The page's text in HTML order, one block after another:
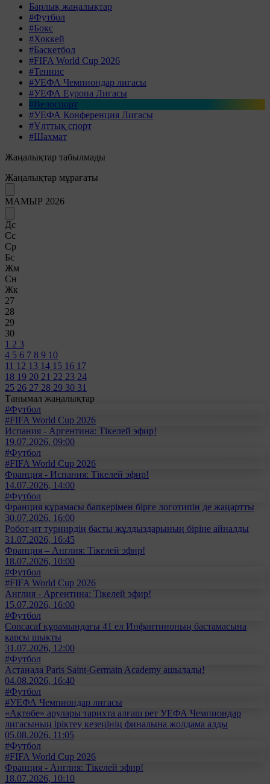
Барлық жаңалықтар
#Футбол
#Бокс
#Хоккей
#Баскетбол
#FIFA World Cup 2026
#Теннис
#УЕФА Чемпиондар лигасы
#УЕФА Еуропа Лигасы
#Велоспорт
#УЕФА Конференция Лигасы
#Ұлттық спорт
#Шахмат
Жаңалықтар табылмады
Жаңалықтар мұрағаты
МАМЫР 2026
Дс
Сс
Ср
Бс
Жм
Сн
Жк
27
28
29
30
1 2 3
4 5 6 7 8 9 10
11 12 13 14 15 16 17
18 19 20 21 22 23 24
25 26 27 28 29 30 31
Танымал жаңалықтар
#Футбол
#FIFA World Cup 2026
Испания - Аргентина: Тікелей эфир!
19.07.2026, 09:00
#Футбол
#FIFA World Cup 2026
Франция - Испания: Тікелей эфир!
14.07.2026, 14:00
#Футбол
Франция құрамасы бапкерімен бірге логотипін де жаңартты
30.07.2026, 16:00
Робот-ит турнирдің басты жұлдыздарының біріне айналды
31.07.2026, 16:45
Франция – Англия: Тікелей эфир!
18.07.2026, 10:00
#Футбол
#FIFA World Cup 2026
Англия - Аргентина: Тікелей эфир!
15.07.2026, 16:00
#Футбол
Concacaf құрамындағы 41 ел Инфантиноның бастамасына
қарсы шықты
31.07.2026, 12:00
#Футбол
Астанада Paris Saint-Germain Academy ашылады!
04.08.2026, 16:40
#Футбол
#УЕФА Чемпиондар лигасы
«Ақтөбе» арулары тарихта алғаш рет УЕФА Чемпиондар
лигасының іріктеу кезеңінің финалына жолдама алды
05.08.2026, 11:05
#Футбол
#FIFA World Cup 2026
Франция - Англия: Тікелей эфир!
18.07.2026, 10:10